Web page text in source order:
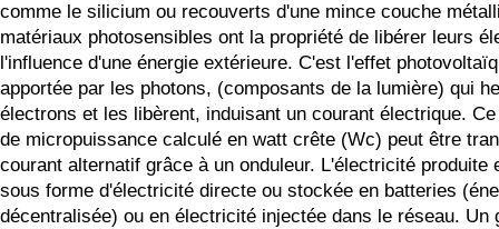
comme le silicium ou recouverts d'une mince couche
matériaux photosensibles ont la propriété de libérer leurs
l'influence d'une énergie extérieure. C'est l'effet
apportée par les photons, (composants de la lumière) qui
électrons et les libèrent, induisant un courant électrique.
de micropuissance calculé en watt crête (Wc) peut être
courant alternatif grâce à un onduleur. L'électricité produite
sous forme d'électricité directe ou stockée en batteries
décentralisée) ou en électricité injectée dans le réseau. Un